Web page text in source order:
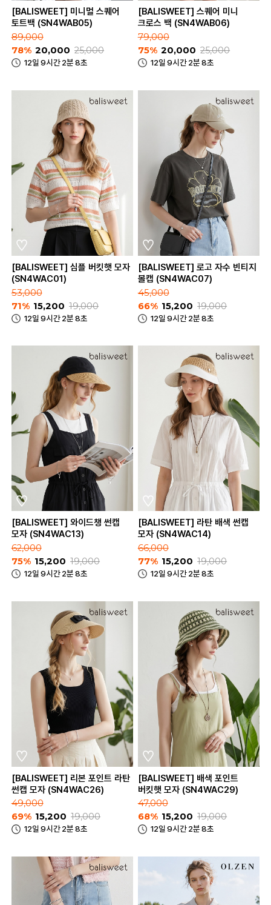
[BALISWEET] 미니멀 스퀘어
토트백 (SN4WAB05)
89,000
78% 20,000 25,000
12일 9시간 2분 8초
[BALISWEET] 스퀘어 미니
크로스 백 (SN4WAB06)
79,000
75% 20,000 25,000
12일 9시간 2분 8초
[BALISWEET] 심플 버킷햇 모자
(SN4WAC01)
53,000
71% 15,200 19,000
12일 9시간 2분 8초
[BALISWEET] 로고 자수 빈티지
볼캡 (SN4WAC07)
45,000
66% 15,200 19,000
12일 9시간 2분 8초
[BALISWEET] 와이드챙 썬캡
모자 (SN4WAC13)
62,000
75% 15,200 19,000
12일 9시간 2분 8초
[BALISWEET] 라탄 배색 썬캡
모자 (SN4WAC14)
66,000
77% 15,200 19,000
12일 9시간 2분 8초
[BALISWEET] 리본 포인트 라탄
썬캡 모자 (SN4WAC26)
49,000
69% 15,200 19,000
12일 9시간 2분 8초
[BALISWEET] 배색 포인트
버킷햇 모자 (SN4WAC29)
47,000
68% 15,200 19,000
12일 9시간 2분 8초